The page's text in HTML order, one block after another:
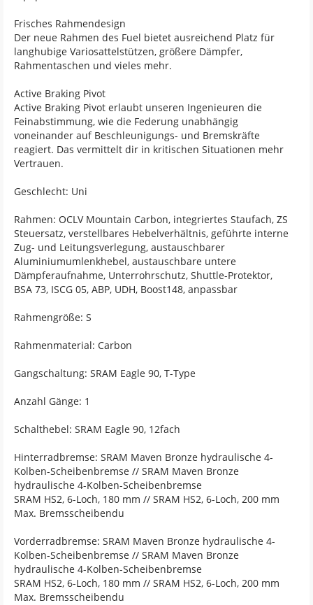
Frisches Rahmendesign
Der neue Rahmen des Fuel bietet ausreichend Platz für
langhubige Variosattelstützen, größere Dämpfer,
Rahmentaschen und vieles mehr.
Active Braking Pivot
Active Braking Pivot erlaubt unseren Ingenieuren die
Feinabstimmung, wie die Federung unabhängig
voneinander auf Beschleunigungs- und Bremskräfte
reagiert. Das vermittelt dir in kritischen Situationen mehr
Vertrauen.
Geschlecht: Uni
Rahmen: OCLV Mountain Carbon, integriertes Staufach, ZS
Steuersatz, verstellbares Hebelverhältnis, geführte interne
Zug- und Leitungsverlegung, austauschbarer
Aluminiumumlenkhebel, austauschbare untere
Dämpferaufnahme, Unterrohrschutz, Shuttle-Protektor,
BSA 73, ISCG 05, ABP, UDH, Boost148, anpassbar
Rahmengröße: S
Rahmenmaterial: Carbon
Gangschaltung: SRAM Eagle 90, T-Type
Anzahl Gänge: 1
Schalthebel: SRAM Eagle 90, 12fach
Hinterradbremse: SRAM Maven Bronze hydraulische 4-
Kolben-Scheibenbremse // SRAM Maven Bronze
hydraulische 4-Kolben-Scheibenbremse
SRAM HS2, 6-Loch, 180 mm // SRAM HS2, 6-Loch, 200 mm
Max. Bremsscheibendu
Vorderradbremse: SRAM Maven Bronze hydraulische 4-
Kolben-Scheibenbremse // SRAM Maven Bronze
hydraulische 4-Kolben-Scheibenbremse
SRAM HS2, 6-Loch, 180 mm // SRAM HS2, 6-Loch, 200 mm
Max. Bremsscheibendu